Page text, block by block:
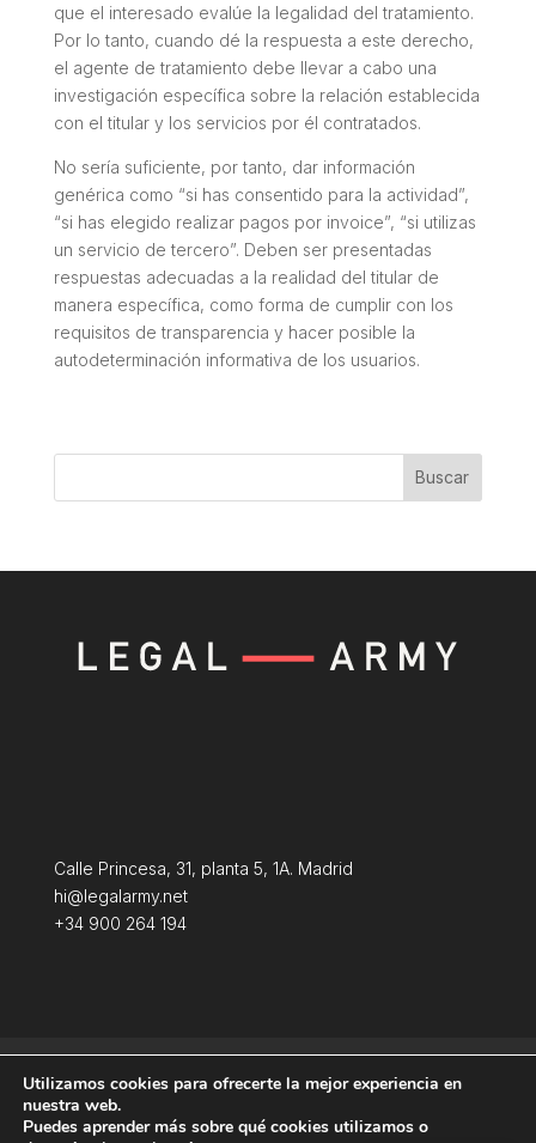
que el interesado evalúe la legalidad del tratamiento.
Por lo tanto, cuando dé la respuesta a este derecho,
el agente de tratamiento debe llevar a cabo una
investigación específica sobre la relación establecida
con el titular y los servicios por él contratados.
No sería suficiente, por tanto, dar información
genérica como “si has consentido para la actividad”,
“si has elegido realizar pagos por invoice”, “si utilizas
un servicio de tercero”. Deben ser presentadas
respuestas adecuadas a la realidad del titular de
manera específica, como forma de cumplir con los
requisitos de transparencia y hacer posible la
autodeterminación informativa de los usuarios.
Buscar
Calle Princesa, 31, planta 5, 1A. Madrid
hi@legalarmy.net
+34 900 264 194
Política de Cookies
Utilizamos cookies para ofrecerte la mejor experiencia en
nuestra web.
Puedes aprender más sobre qué cookies utilizamos o